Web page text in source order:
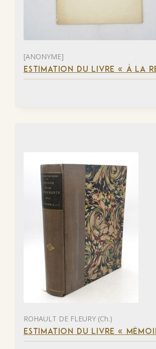
[ANONYME]
ESTIMATION DU LIVRE « À LA
ROHAULT DE FLEURY (Ch.)
ESTIMATION DU LIVRE «